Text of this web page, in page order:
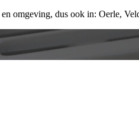
en omgeving, dus ook in: Oerle,